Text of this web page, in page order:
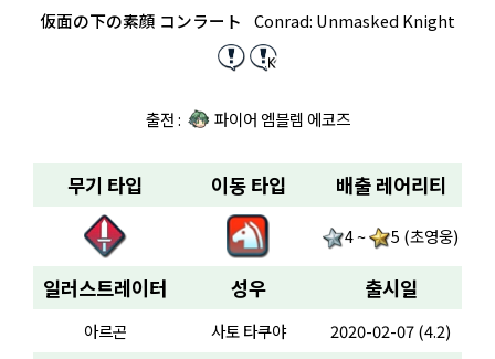
仮面の下の素顔 コンラート
Conrad: Unmasked Knight
출전 : 파이어 엠블렘 에코즈
무기 타입 이동 타입 배출 레어리티
4 ~ 5 (초영웅)
일러스트레이터 성우 출시일
아르곤 사토 타쿠야 2020-02-07 (4.2)